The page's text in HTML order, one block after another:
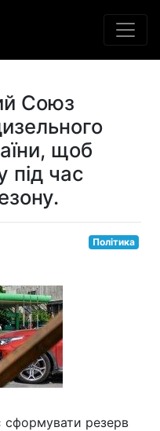
Союз
щоб
під час
Політика
резерв